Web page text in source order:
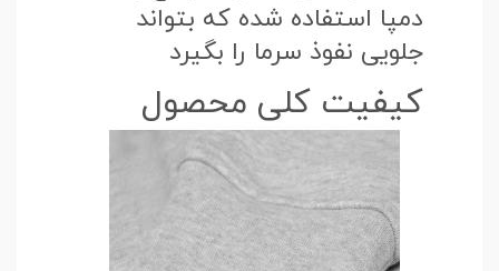
دمپا استفاده شده که بتواند
جلویی نفوذ سرما را بگیرد
کیفیت کلی محصول